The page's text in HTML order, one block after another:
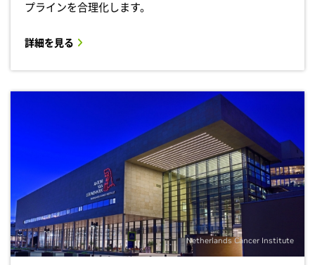
プラインを合理化します。
詳細を見る
Netherlands Cancer Institute